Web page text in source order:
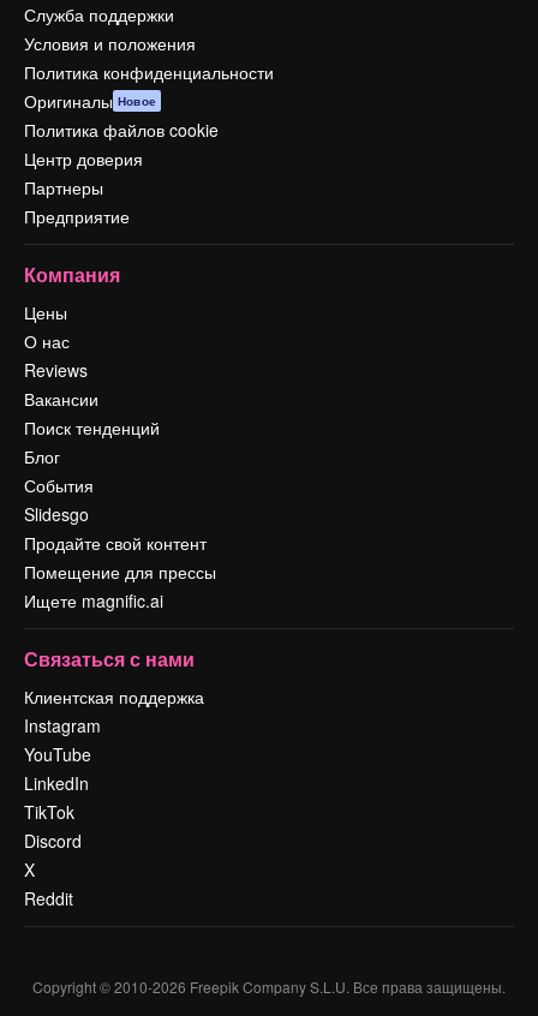
Служба поддержки
Условия и положения
Политика конфиденциальности
Оригиналы Новое
Политика файлов cookie
Центр доверия
Партнеры
Предприятие
Компания
Цены
О нас
Reviews
Вакансии
Поиск тенденций
Блог
События
Slidesgo
Продайте свой контент
Помещение для прессы
Ищете magnific.ai
Связаться с нами
Клиентская поддержка
Instagram
YouTube
LinkedIn
TikTok
Discord
X
Reddit
Copyright © 2010-2026 Freepik Company S.L.U. Все права защищены.